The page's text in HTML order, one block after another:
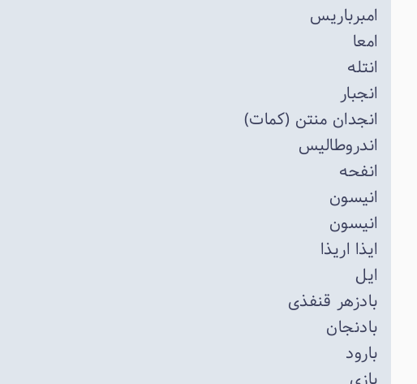
امبرباریس
امعا
انتله
انجبار
انجدان منتن (کمات)
اندروطالیس
انفحه
انیسون
انیسون
ایذا اریذا
ایل
بادزهر قنفذی
بادنجان
بارود